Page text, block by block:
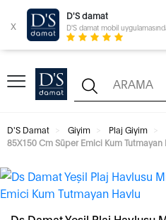
x
D'S damat
D'S damat mobil
D'S Damat Giyim Plaj Giyim
85X150 Cm Süper Emici Kum Tutmayan